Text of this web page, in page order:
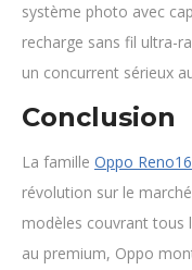
système photo avec
recharge sans fil ultra-
un concurrent sérieux
Conclusion
La famille Oppo Reno16
révolution sur le
modèles couvrant tous
au premium, Oppo